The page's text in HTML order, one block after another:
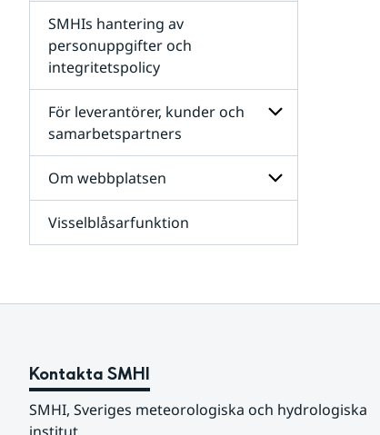
SMHIs hantering av
personuppgifter och
integritetspolicy
För leverantörer, kunder och
samarbetspartners
Undersidor
för
och
Om webbplatsen
för
Visselblåsarfunktion
Kontakta SMHI
SMHI, Sveriges meteorologiska och hydrologiska